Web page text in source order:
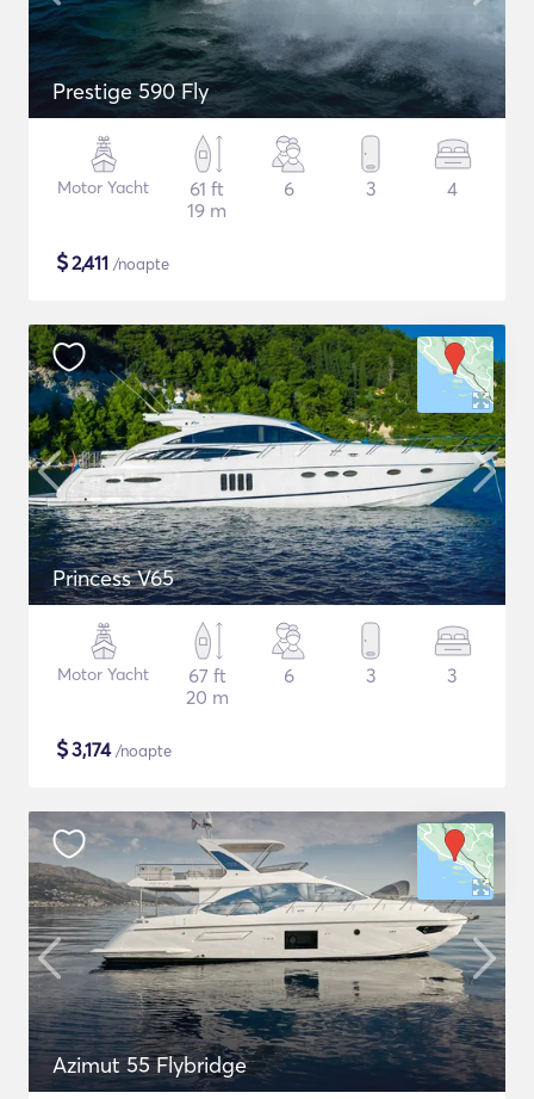
Prestige 590 Fly
Motor Yacht
61 ft
19 m
6 3 4
$2,411 /noapte
Princess V65
Motor Yacht
67 ft
20 m
6 3 3
$3,174/noapte
Azimut 55 Flybridge